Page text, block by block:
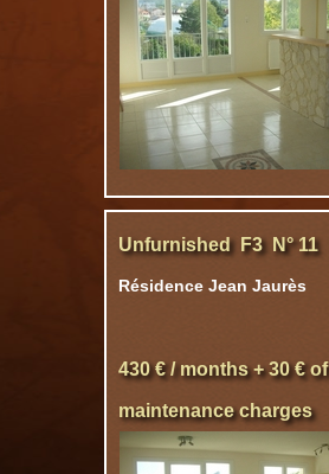
Unfurnished F3 N° 11
Résidence Jean Jaurès
430 € / months + 30 € of
maintenance charges